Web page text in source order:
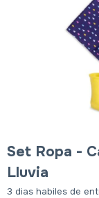
Set Ropa -
Lluvia
3 dias habiles de